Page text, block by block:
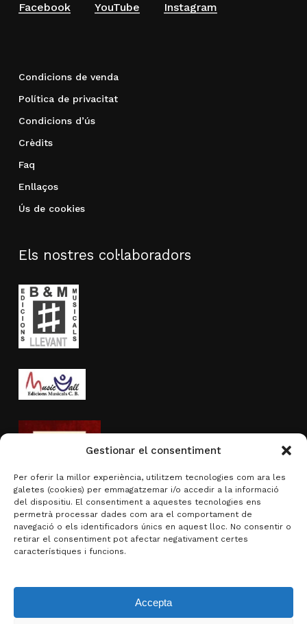
Gestionar el consentiment
Per oferir la millor experiència, utilitzem tecnologies com ara les
galetes (cookies) per emmagatzemar i/o accedir a la informació
del dispositiu. El consentiment a aquestes tecnologies ens
permetrà processar dades com ara el comportament de
navegació o els identificadors únics en aquest lloc. No consentir o
retirar el consentiment pot afectar negativament certes
característiques i funcions.
Accepta
Facebook
YouTube Instagram
Condicions de venda
Política de privacitat
Condicions d’ús
Crèdits
Faq
Enllaços
Ús de cookies
Els nostres col·laboradors
Activitat subvencionada per